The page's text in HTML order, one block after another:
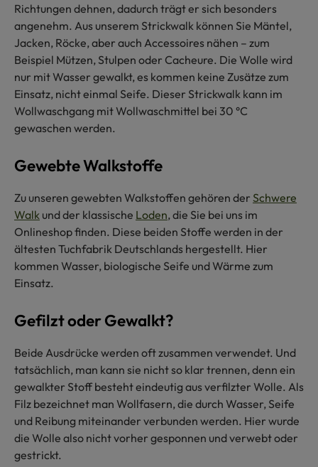
Richtungen dehnen, dadurch trägt er sich besonders
angenehm. Aus unserem Strickwalk können Sie Mäntel,
Jacken, Röcke, aber auch Accessoires nähen – zum
Beispiel Mützen, Stulpen oder Cacheure. Die Wolle wird
nur mit Wasser gewalkt, es kommen keine Zusätze zum
Einsatz, nicht einmal Seife. Dieser Strickwalk kann im
Wollwaschgang mit Wollwaschmittel bei 30 °C
gewaschen werden.
Gewebte Walkstoffe
Zu unseren gewebten Walkstoffen gehören der Schwere
Walk und der klassische Loden, die Sie bei uns im
Onlineshop finden. Diese beiden Stoffe werden in der
ältesten Tuchfabrik Deutschlands hergestellt. Hier
kommen Wasser, biologische Seife und Wärme zum
Einsatz.
Gefilzt oder Gewalkt?
Beide Ausdrücke werden oft zusammen verwendet. Und
tatsächlich, man kann sie nicht so klar trennen, denn ein
gewalkter Stoff besteht eindeutig aus verfilzter Wolle. Als
Filz bezeichnet man Wollfasern, die durch Wasser, Seife
und Reibung miteinander verbunden werden. Hier wurde
die Wolle also nicht vorher gesponnen und verwebt oder
gestrickt.